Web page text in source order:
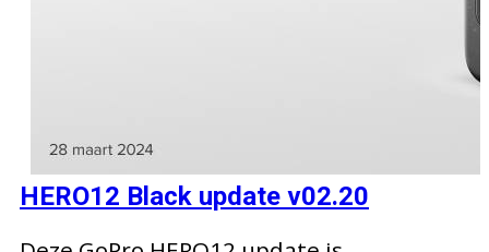
HERO12 Black update v02.20